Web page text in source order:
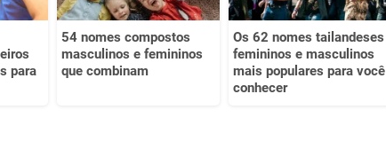
para
54 nomes compostos
masculinos e femininos
que combinam
Os 62 nomes tailandeses
femininos e masculinos
mais populares para você
conhecer